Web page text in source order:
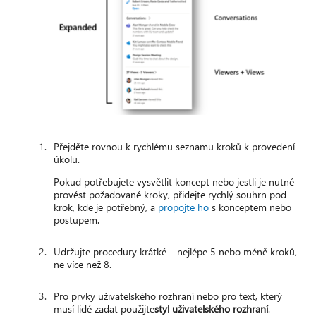
Přejděte rovnou k rychlému seznamu kroků k provedení
úkolu.
Pokud potřebujete vysvětlit koncept nebo jestli je nutné
provést požadované kroky, přidejte rychlý souhrn pod
krok, kde je potřebný, a propojte ho s konceptem nebo
postupem.
Udržujte procedury krátké – nejlépe 5 nebo méně kroků,
ne více než 8.
Pro prvky uživatelského rozhraní nebo pro text, který
musí lidé zadat použijtestyl uživatelského rozhraní.